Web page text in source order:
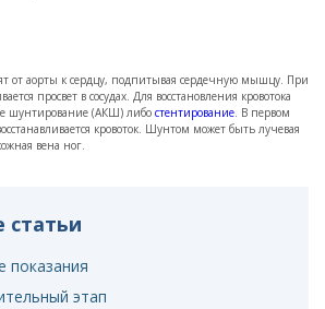
от аорты к сердцу, подпитывая сердечную мышцу. При
просвет в сосудах. Для восстановления кровотока
шунтирование (АКШ) либо стентирование. В первом
кровоток. Шунтом может быть лучевая
вена ног.
статьи
показания
этап